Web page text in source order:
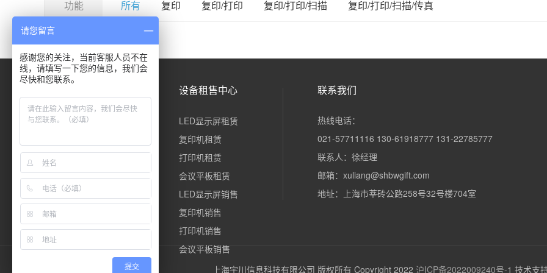
功能 所有 复印 复印/打印 复印/打印/扫描 复印/打印/扫描/传真
公司简介
解决方案
服务与售后
常见问题
联系我们
设备租售中心
LED显示屏租赁
复印机租赁
打印机租赁
会议平板租赁
LED显示屏销售
复印机销售
打印机销售
会议平板销售
联系我们
热线电话：
021-57711116 130-61918777 131-22785777
联系人：徐经理
邮箱：xuliang@shbwgift.com
地址：上海市莘砖公路258号32号楼704室
上海宇川信息科技有限公司 版权所有 Copyright 2022 沪ICP备2022009240号-1 技术支持
请您留言
感谢您的关注，当前客服人员不在
线，请填写一下您的信息，我们会
尽快和您联系。
提交